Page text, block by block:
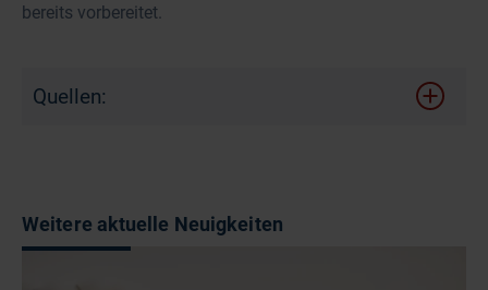
bereits vorbereitet.
Quellen:
Weitere aktuelle Neuigkeiten